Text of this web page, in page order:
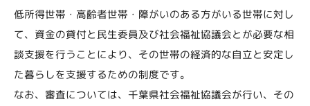
低所得世帯・高齢者世帯・障がいのある方がいる世帯に対し
て、資金の貸付と民生委員及び社会福祉協議会とが必要な相
談支援を行うことにより、その世帯の経済的な自立と安定し
た暮らしを支援するための制度です。
なお、審査については、千葉県社会福祉協議会が行い、その